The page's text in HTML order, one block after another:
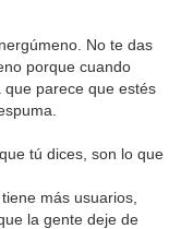
No te das
porque cuando
parece que estés
tú dices, son lo que
más usuarios,
la gente deje de